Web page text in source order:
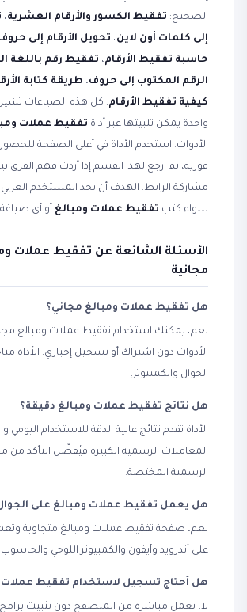
الصحيح: تفقيط الكسور والأرقام العشرية،
إلى كلمات أون لاين، تحويل الأرقام إلى
حاسبة تفقيط الأرقام، تفقيط رقم باللغة
الرقم المكتوب إلى حروف، طريقة كتابة
كيفية تفقيط الأرقام. كل هذه الصياغات تشير
واحدة يمكن تلبيتها عبر أداة تفقيط عملات
الأدوات. استخدم الأداة في أعلى الصفحة
فورية، ثم ارجع لهذا القسم إذا أردت فهم الفرق
مشاركة الرابط. الهدف أن يجد المستخدم
سواء كتب تفقيط عملات ومبالغ أو أي
الأسئلة الشائعة عن تفقيط عملات
مجانية
هل تفقيط عملات ومبالغ مجاني؟
نعم، يمكنك استخدام تفقيط عملات ومبالغ
الأدوات دون اشتراك أو تسجيل إجباري. الأداة
الجوال والكمبيوتر.
هل نتائج تفقيط عملات ومبالغ دقيقة؟
الأداة تقدم نتائج عالية الدقة للاستخدام اليومي
المعاملات الرسمية الكبيرة فيُفضّل التأكد
الرسمية المختصة.
هل يعمل تفقيط عملات ومبالغ على
نعم، صفحة تفقيط عملات ومبالغ متجاوبة
على أندرويد وآيفون والكمبيوتر اللوحي والحاسوب.
هل أحتاج تسجيل لاستخدام تفقيط عملات
لا، تعمل مباشرة من المتصفح دون تثبيت